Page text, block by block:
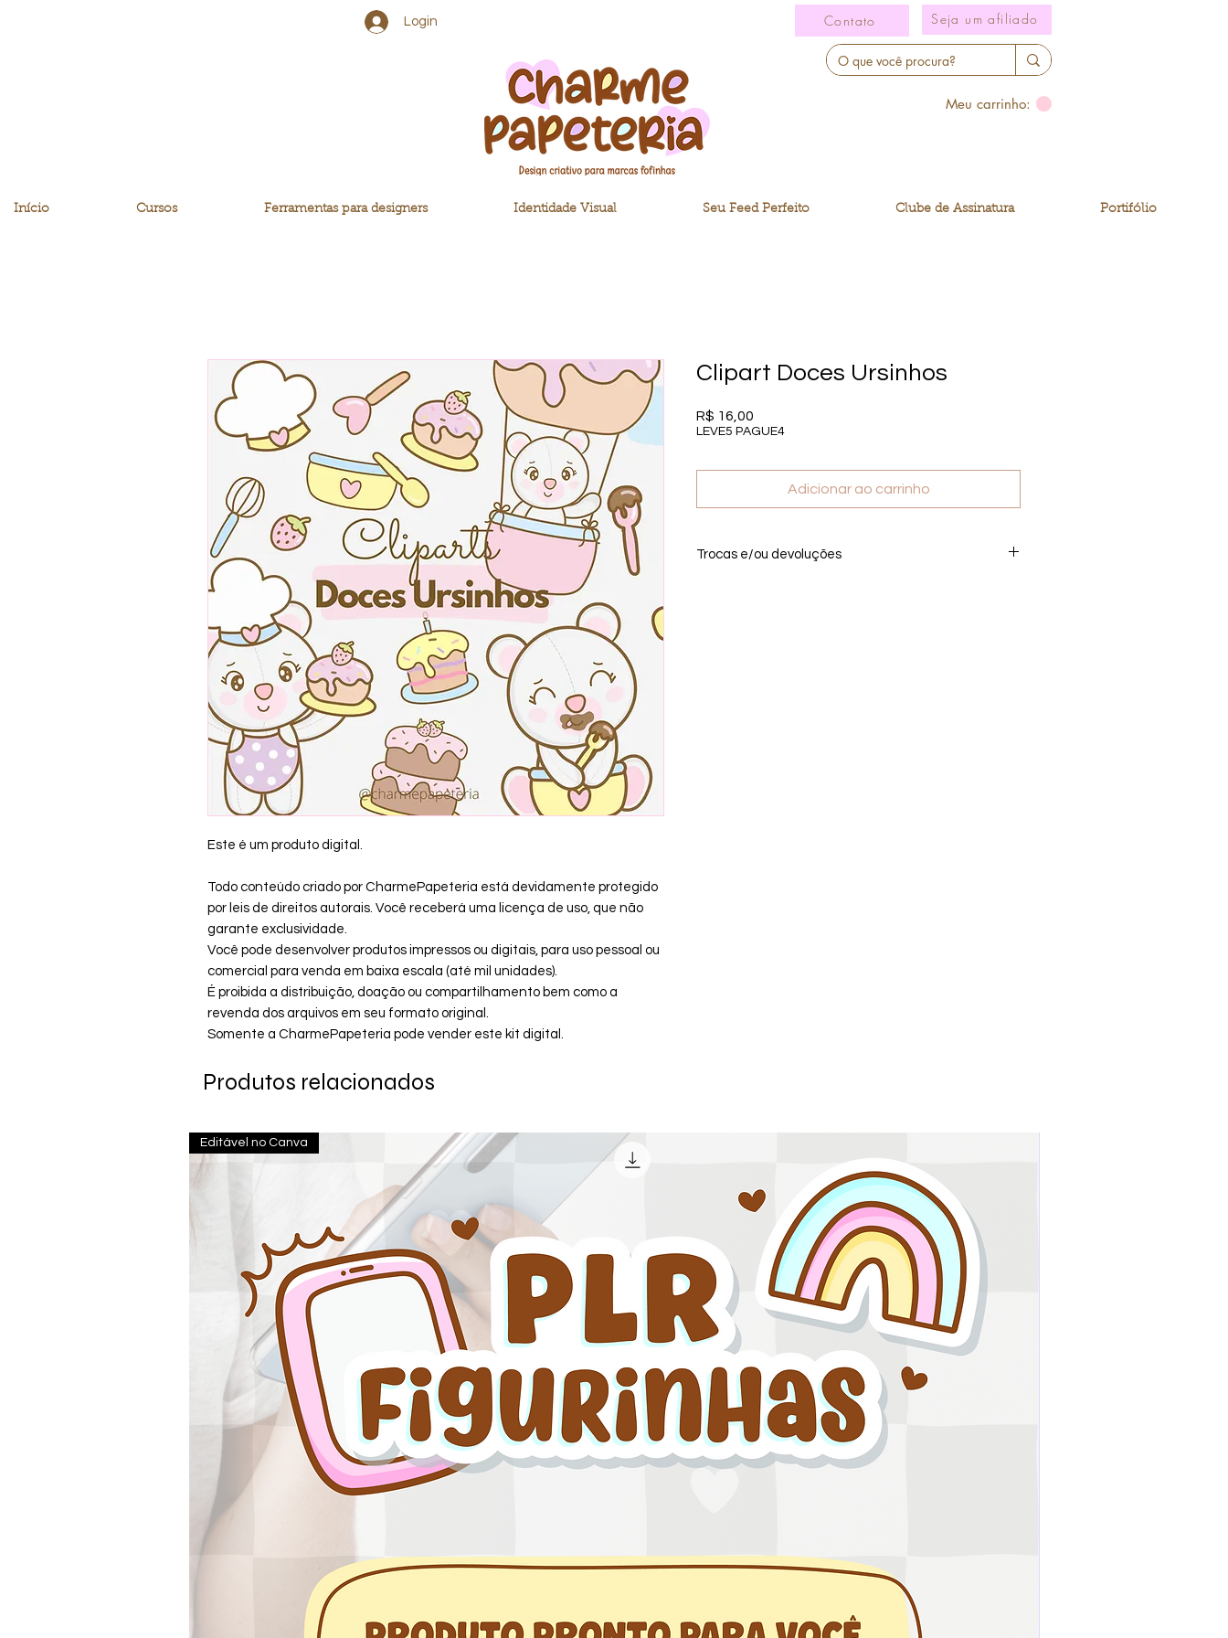
Login Contato Seja um afiliado
Meu carrinho:
Início Cursos Ferramentas para designers Identidade Visual Seu Feed Perfeito Clube de Assinatura Portifólio
Este é um produto digital.
Todo conteúdo criado por CharmePapeteria está devidamente protegido
por leis de direitos autorais. Você receberá uma licença de uso, que não
garante exclusividade.
Você pode desenvolver produtos impressos ou digitais, para uso pessoal ou
comercial para venda em baixa escala (até mil unidades).
É proibida a distribuição, doação ou compartilhamento bem como a
revenda dos arquivos em seu formato original.
Somente a CharmePapeteria pode vender este kit digital.
Clipart Doces Ursinhos
R$ 16,00
LEVE5 PAGUE4
Adicionar ao carrinho
Trocas e/ou devoluções
Produtos relacionados
Editável no Canva